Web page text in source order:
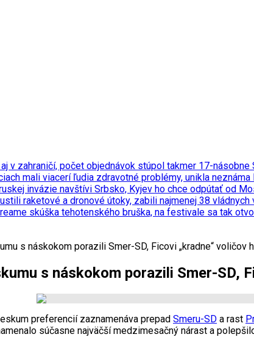
v zahraničí, počet objednávok stúpol takmer 17-násobne
mali viacerí ľudia zdravotné problémy, unikla neznáma
invázie navštívi Srbsko, Kyjev ho chce odpútať od
raketové a dronové útoky, zabili najmenej 38 vládnych
skúška tehotenského bruška, na festivale sa tak
s náskokom porazili Smer-SD, Ficovi „kradne“ voličov
s náskokom porazili Smer-SD,
preferencií zaznamenáva prepad Smeru-SD a rast
súčasne najväčší medzimesačný nárast a